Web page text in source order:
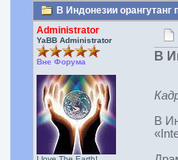
В Индонезии
Administrator
YaBB Administrator
Вне Форума В
В